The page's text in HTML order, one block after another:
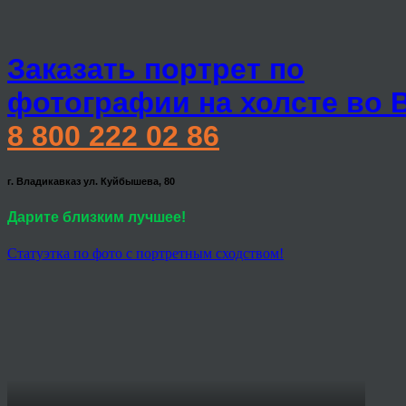
Заказать портрет по
фотографии на холсте во
8 800 222 02 86
г. Владикавказ ул. Куйбышева, 80
Дарите близким лучшее!
Статуэтка по фото с портретным сходством!